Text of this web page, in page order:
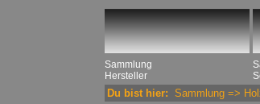
Sammlung
Hersteller
Du bist hier: Sammlung =>